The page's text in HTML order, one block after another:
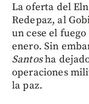
La oferta del
Redepaz, al
un cese el
enero. Sin
Santosha
operaciones
la paz.